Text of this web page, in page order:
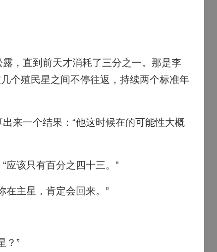
，直到前天才消耗了三分之一。那是李
个殖民星之间不停往返，持续两个标准年
来一个结果：“他这时候在的可能性大概
该只有百分之四十三。”
主星，肯定会回来。”
？”